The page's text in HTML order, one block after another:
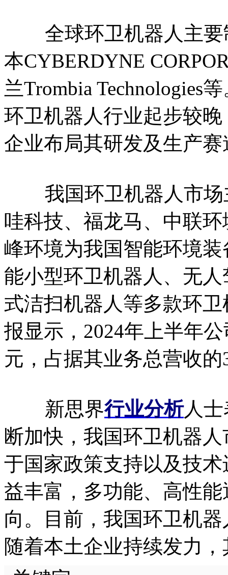
全球环卫机器人主要
本‌CYBERDYNE
兰Trombia Technologies
环卫机器人行业起步较
企业布局其研发及生产赛
我国环卫机器人市场
哇科技、福龙马、中联
峰环境为我国智能环境
能小型环卫机器人、无
式洁扫机器人等多款环
报显示，2024年上半年
元，占据其业务总营收的
新思界行业分析人
断加快，我国环卫机器
于国家政策支持以及技
益丰富，多功能、高性
向。目前，我国环卫机
随着本土企业持续发力